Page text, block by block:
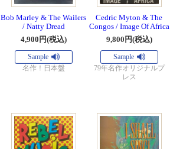
Bob Marley & The Wailers
/ Natty Dread
4,900円(税込)
Sample
名作！日本盤
Cedric Myton & The
Congos / Image Of Africa
9,800円(税込)
Sample
79年名作オリジナルプ
レス